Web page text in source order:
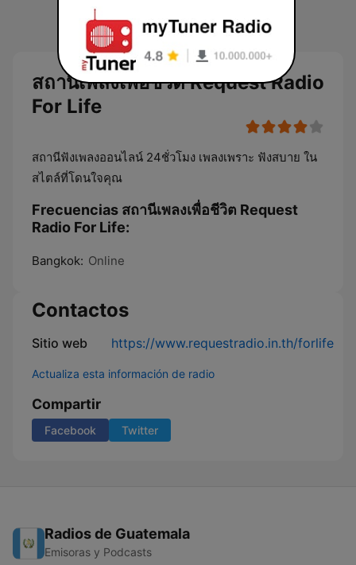
สถานีเพลงเพื่อชีวิต Request Radio
For Life
สถานีฟังเพลงออนไลน์ 24ชั่วโมง เพลงเพราะ ฟังสบาย ใน
สไตล์ที่โดนใจคุณ
Frecuencias สถานีเพลงเพื่อชีวิต Request
Radio For Life:
Bangkok: Online
Contactos
Sitio web https://www.requestradio.in.th/forlife
Actualiza esta información de radio
Compartir
Facebook Twitter
Radios de Guatemala
Emisoras y Podcasts